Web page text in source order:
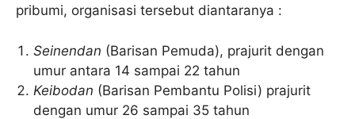
pribumi, organisasi tersebut diantaranya :
Seinendan (Barisan Pemuda), prajurit dengan
umur antara 14 sampai 22 tahun
Keibodan (Barisan Pembantu Polisi) prajurit
dengan umur 26 sampai 35 tahun